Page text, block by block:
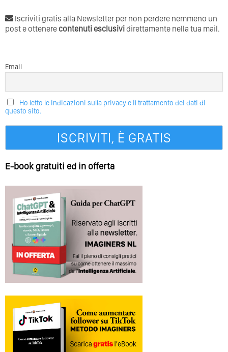
Iscriviti gratis alla Newsletter per non perdere nemmeno un
post e ottenerecontenuti esclusividirettamente nella tua mail.
Email
Ho letto le indicazioni sulla privacy e il trattamento dei dati di
questo sito.
E-book gratuiti ed in offerta